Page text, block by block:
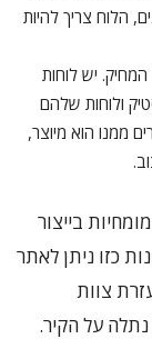
הלוח צריך להיות
יש לוחות
ולוחות שלהם
ממנו הוא מיוצר,
בייצור
כזו ניתן לאתר
צוות
על הקיר.